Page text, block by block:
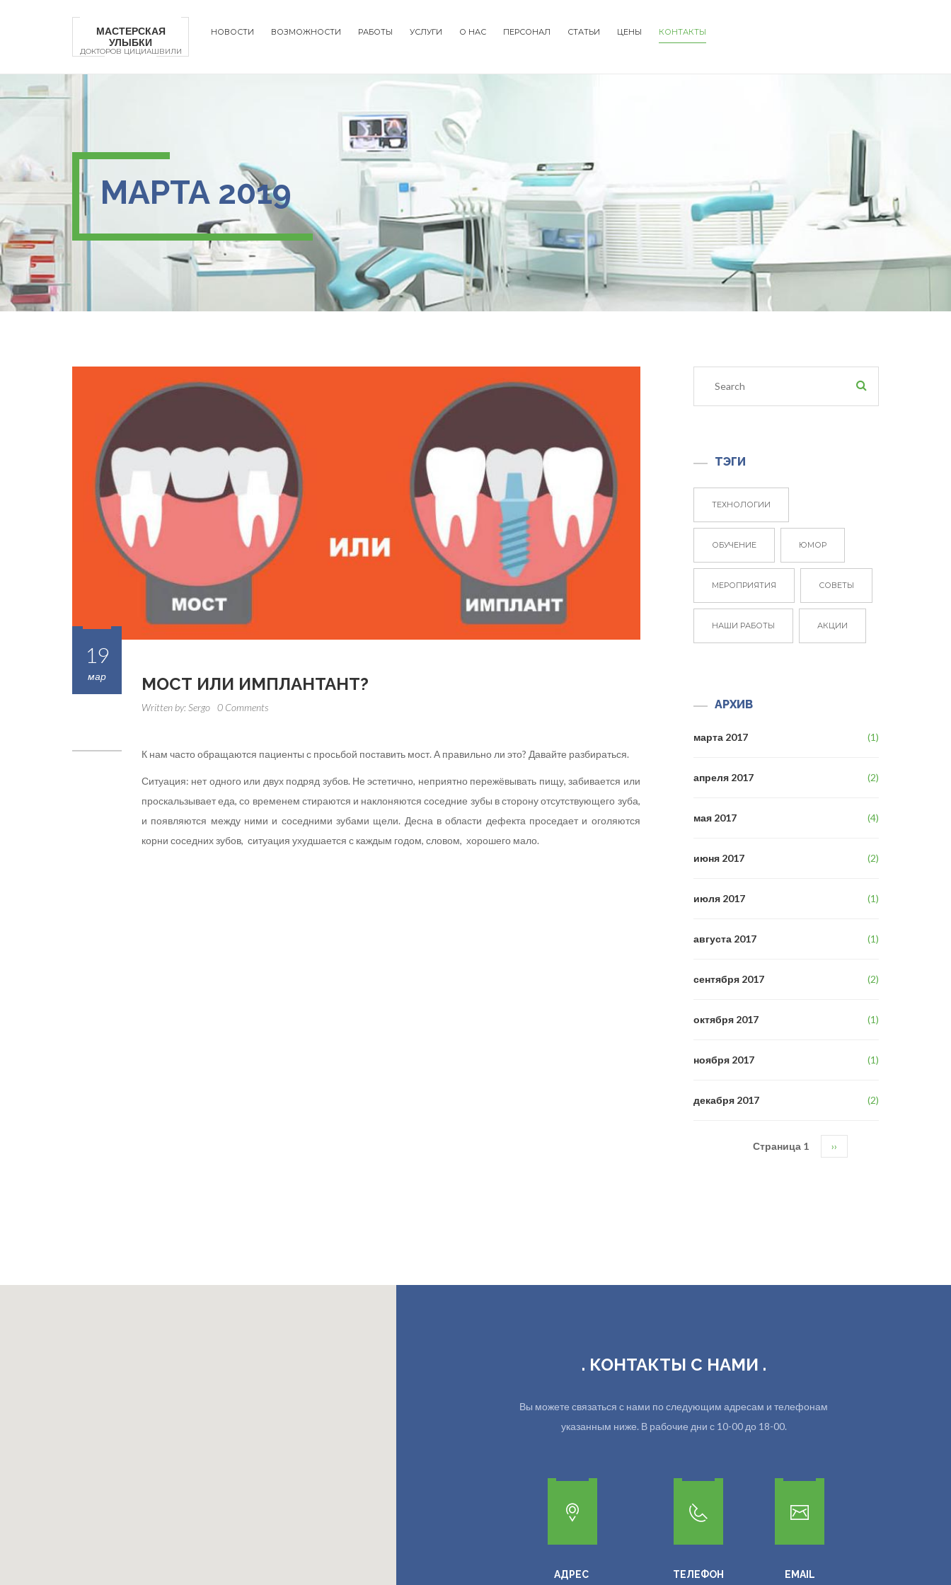
МАСТЕРСКАЯ
УЛЫБКИ
ДОКТОРОВ ЦИЦИАШВИЛИ
НОВОСТИ ВОЗМОЖНОСТИ РАБОТЫ УСЛУГИ О НАС ПЕРСОНАЛ СТАТЬИ ЦЕНЫ КОНТАКТЫ
МАРТА 2019
19
мар МОСТ ИЛИ ИМПЛАНТАНТ?
Written by:Sergo 0 Comments
К нам часто обращаются пациенты с просьбой поставить мост. А правильно ли это? Давайте разбираться.
Ситуация: нет одного или двух подряд зубов. Не эстетично, неприятно пережёвывать пищу, забивается или
проскальзывает еда, со временем стираются и наклоняются соседние зубы в сторону отсутствующего зуба,
и появляются между ними и соседними зубами щели. Десна в области дефекта проседает и оголяются
корни соседних зубов, ситуация ухудшается с каждым годом, словом, хорошего мало.
ТЭГИ
ТЕХНОЛОГИИ
ОБУЧЕНИЕ ЮМОР
МЕРОПРИЯТИЯ СОВЕТЫ
НАШИ РАБОТЫ АКЦИИ
АРХИВ
марта 2017 (1)
апреля 2017 (2)
мая 2017 (4)
июня 2017 (2)
июля 2017 (1)
августа 2017 (1)
сентября 2017 (2)
октября 2017 (1)
ноября 2017 (1)
декабря 2017 (2)
Нумерация
Страница 1
Следующая
страница
››
. КОНТАКТЫ С НАМИ .
Вы можете связаться с нами по следующим адресам и телефонам
указанным ниже. В рабочие дни с 10-00 до 18-00.
АДРЕС ТЕЛЕФОН EMAIL